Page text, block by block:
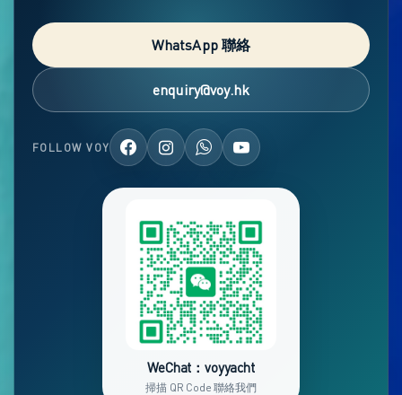
WhatsApp 聯絡
enquiry@voy.hk
FOLLOW VOY
WeChat：voyyacht
掃描 QR Code 聯絡我們